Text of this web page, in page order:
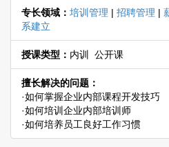
专长领域： 培训管理 | 招聘管理 |
系建立
授课类型： 内训 公开课
擅长解决的问题：
·如何掌握企业内部课程开发技巧
·如何培训企业内部培训师
·如何培养员工良好工作习惯